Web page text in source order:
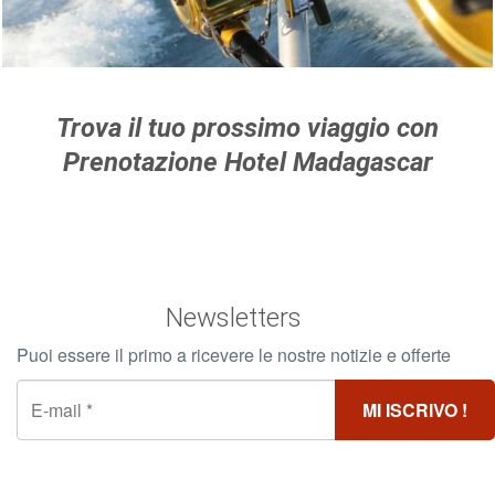
Per saperne di più >
Trova il tuo prossimo viaggio con
Prenotazione Hotel Madagascar
Newsletters
Puoi essere il primo a ricevere le nostre notizie e offerte